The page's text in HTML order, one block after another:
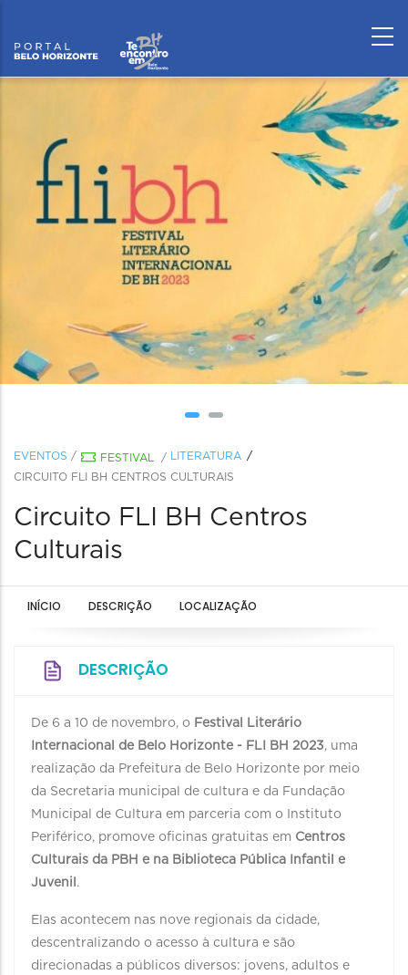
EVENTOS / FESTIVAL /
LITERATURA
CIRCUITO FLI BH CENTROS CULTURAIS
Circuito FLI BH Centros
Culturais
INÍCIO DESCRIÇÃO LOCALIZAÇÃO
DESCRIÇÃO
De 6 a 10 de novembro, o Festival Literário
Internacional de Belo Horizonte - FLI BH 2023, uma
realização da Prefeitura de Belo Horizonte por meio
da Secretaria municipal de cultura e da Fundação
Municipal de Cultura em parceria com o Instituto
Periférico, promove oficinas gratuitas em Centros
Culturais da PBH e na Biblioteca Pública Infantil e
Juvenil .
Elas acontecem nas nove regionais da cidade,
descentralizando o acesso à cultura e são
direcionadas a públicos diversos: jovens, adultos e